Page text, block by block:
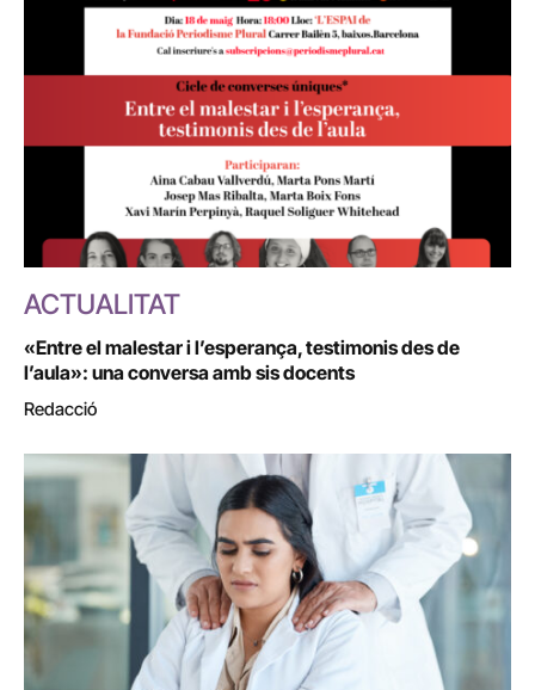
ACTUALITAT
«Entre el malestar i l’esperança, testimonis des de
l’aula»: una conversa amb sis docents
Redacció